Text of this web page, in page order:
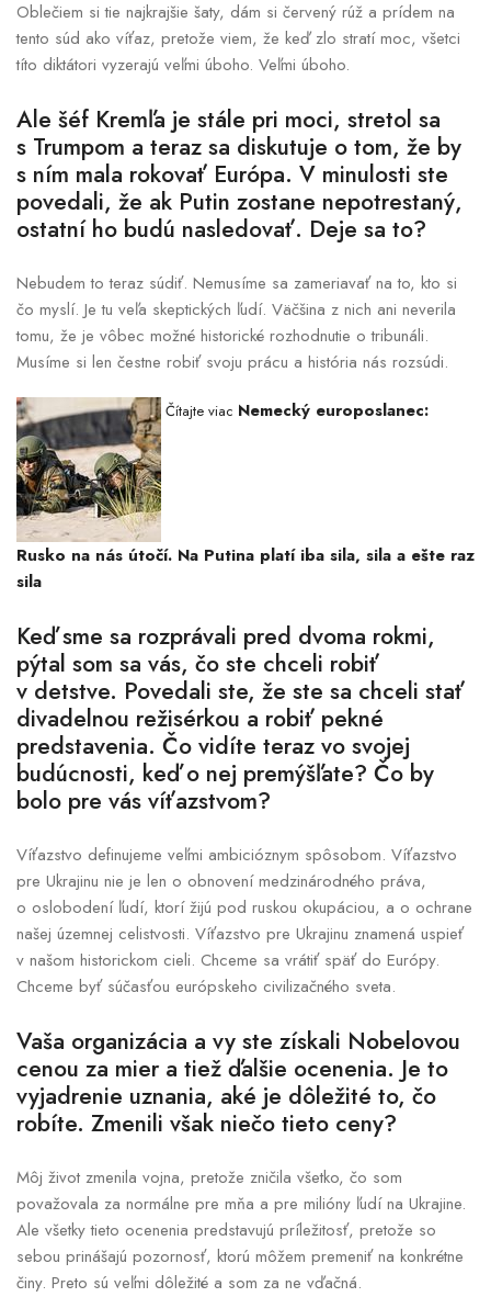
Oblečiem si tie najkrajšie šaty, dám si červený rúž a prídem na
tento súd ako víťaz, pretože viem, že keď zlo stratí moc, všetci
títo diktátori vyzerajú veľmi úboho. Veľmi úboho.
Ale šéf Kremľa je stále pri moci, stretol sa
s Trumpom a teraz sa diskutuje o tom, že by
s ním mala rokovať Európa. V minulosti ste
povedali, že ak Putin zostane nepotrestaný,
ostatní ho budú nasledovať. Deje sa to?
Nebudem to teraz súdiť. Nemusíme sa zameriavať na to, kto si
čo myslí. Je tu veľa skeptických ľudí. Väčšina z nich ani neverila
tomu, že je vôbec možné historické rozhodnutie o tribunáli.
Musíme si len čestne robiť svoju prácu a história nás rozsúdi.
Čítajte viac Nemecký europoslanec:
Rusko na nás útočí. Na Putina platí iba sila, sila a ešte raz
sila
Keď sme sa rozprávali pred dvoma rokmi,
pýtal som sa vás, čo ste chceli robiť
v detstve. Povedali ste, že ste sa chceli stať
divadelnou režisérkou a robiť pekné
predstavenia. Čo vidíte teraz vo svojej
budúcnosti, keď o nej premýšľate? Čo by
bolo pre vás víťazstvom?
Víťazstvo definujeme veľmi ambicióznym spôsobom. Víťazstvo
pre Ukrajinu nie je len o obnovení medzinárodného práva,
o oslobodení ľudí, ktorí žijú pod ruskou okupáciou, a o ochrane
našej územnej celistvosti. Víťazstvo pre Ukrajinu znamená uspieť
v našom historickom cieli. Chceme sa vrátiť späť do Európy.
Chceme byť súčasťou európskeho civilizačného sveta.
Vaša organizácia a vy ste získali Nobelovou
cenou za mier a tiež ďalšie ocenenia. Je to
vyjadrenie uznania, aké je dôležité to, čo
robíte. Zmenili však niečo tieto ceny?
Môj život zmenila vojna, pretože zničila všetko, čo som
považovala za normálne pre mňa a pre milióny ľudí na Ukrajine.
Ale všetky tieto ocenenia predstavujú príležitosť, pretože so
sebou prinášajú pozornosť, ktorú môžem premeniť na konkrétne
činy. Preto sú veľmi dôležité a som za ne vďačná.